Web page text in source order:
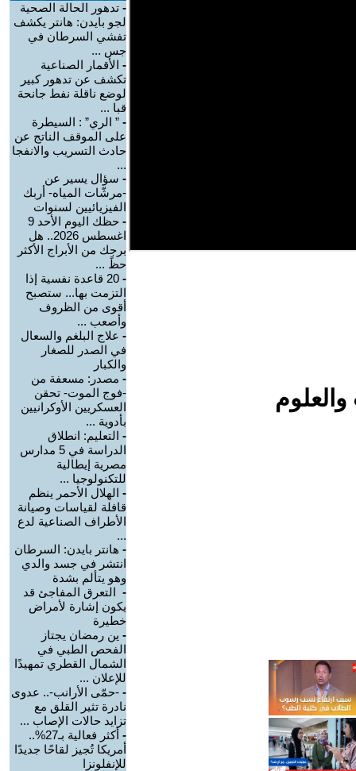
- تدهور الحالة الصحية
لجو بايدن: هانتر يكشف
تفشي السرطان في
جس ...
- الأقمار الصناعية
تكشف عن تدهور كبير
لوضع ناقلة نفط جانحة
قبا ...
- ” الري” : السيطرة
على الموقف الناتج عن
حادث التسريب والانفجا
...
- سؤال يسير عن
-مرشّات المياه- أربك
الفيزيائيين لسنوات
-
حظك اليوم الأحد 9
اغسطس 2026.. هل
برجك من الأبراج الأكثر
حظً ...
-
20 قاعدة نفسية إذا
التزمت بها... ستصبح
أقوى من الظروف
وأصعب ...
- علاج البلغم والسعال
في الصدر للصغار
والكبار
- مصدر: مسعفة من
-فوج الموت- تحقن
العسكريين الأوكرانيين
بأدوية ...
- التعليم: انطلاق
الدراسة في 5 مدارس
مصرية إيطالية
للتكنولوجيا ...
- الهلال الأحمر ينظم
قافلة لقياسات وصيانة
الأطراف الصناعية لدع
...
- هانتر بايدن: السرطان
انتشر في جسد والدي
وهو يتألم بشدة
- التعرق المفاجئ قد
يكون إشارة لأمراض
خطيرة
- ين رمضان يجتاز
الفحص الطبي في
الشمال القطري تمهيدًا
للإعلان ...
- -حمّى الأرانب-.. عدوى
نادرة تثير القلق مع
تزايد حالات الإصاب ...
-
أكثر فعالية بـ27%..
أمريكا تُجيز لقاحًا جديدًا
للإنفلونزا